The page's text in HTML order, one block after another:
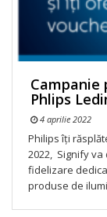
Campanie
Phlips
4 aprilie 2022
Philips îți
2022, Signify
fidelizare
produse de